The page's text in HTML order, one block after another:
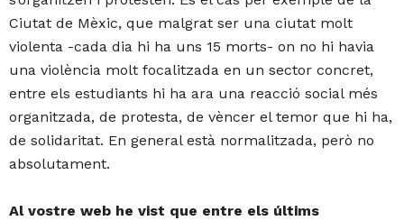
Ciutat de Mèxic, que malgrat ser una ciutat molt
violenta -cada dia hi ha uns 15 morts- on no hi havia
una violència molt focalitzada en un sector concret,
entre els estudiants hi ha ara una reacció social més
organitzada, de protesta, de vèncer el temor que hi ha,
de solidaritat. En general està normalitzada, però no
absolutament.
Al vostre web he vist que entre els últims